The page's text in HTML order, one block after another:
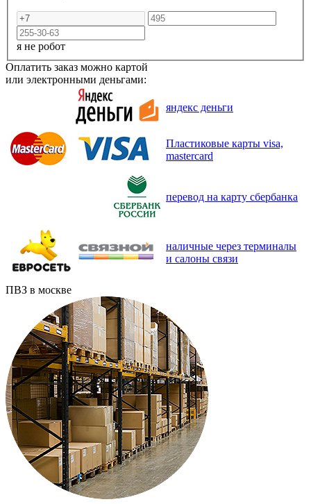
я не робот
Оплатить заказ можно картой
или электронными деньгами:
яндекс деньги
Пластиковые карты visa,
mastercard
перевод на карту сбербанка
наличные через терминалы
и салоны связи
ПВЗ в москве